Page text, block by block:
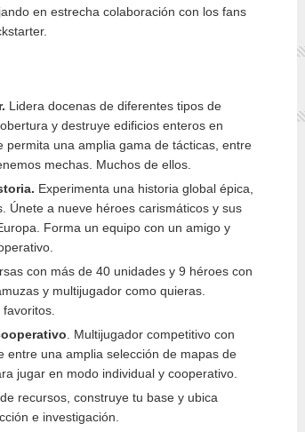
en estrecha colaboración con los fans
Lidera docenas de diferentes tipos de
y destruye edificios enteros en
una amplia gama de tácticas, entre
mechas. Muchos de ellos.
Experimenta una historia global épica,
Únete a nueve héroes carismáticos y sus
Forma un equipo con un amigo y
con más de 40 unidades y 9 héroes con
y multijugador como quieras.
. Multijugador competitivo con
entre una amplia selección de mapas de
jugar en modo individual y cooperativo.
recursos, construye tu base y ubica
e investigación.